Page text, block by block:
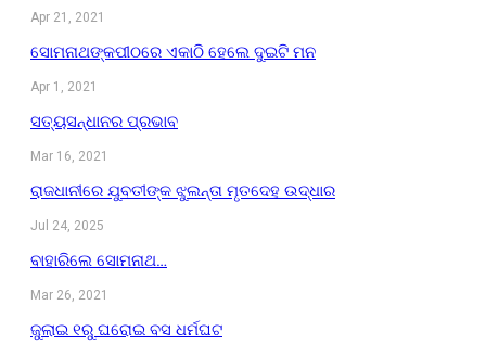
Apr 21, 2021
ସୋମନାଥଙ୍କପୀଠରେ ଏକାଠି ହେଲେ ଦୁଇଟି ମନ
Apr 1, 2021
ସତ୍ୟସନ୍ଧାନର ପ୍ରଭାବ
Mar 16, 2021
ରାଜଧାନୀରେ ଯୁବତୀଙ୍କ ଝୁଲନ୍ତା ମୃତଦେହ ଉଦ୍ଧାର
Jul 24, 2025
ବାହାରିଲେ ସୋମନାଥ…
Mar 26, 2021
ଜୁଲାଇ ୧ରୁ ଘରୋଇ ବସ ଧର୍ମଘଟ